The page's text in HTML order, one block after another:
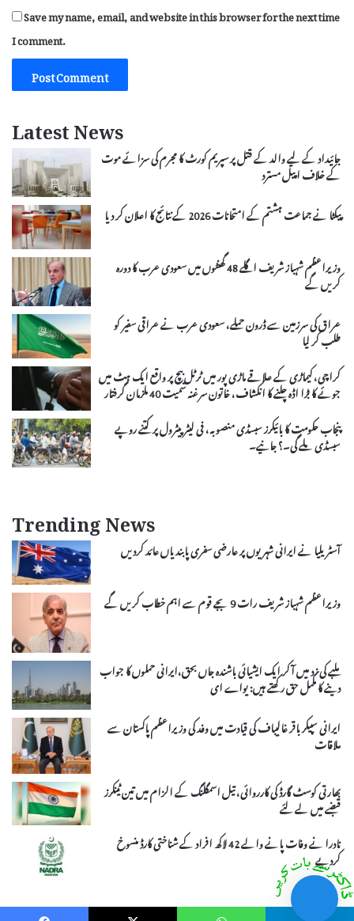
Save my name, email, and website in this browser for the next time
I comment.
Latest News
جائیداد کے لیے والد کے قتل پر سپریم کورٹ کا مجرم کی سزائے موت
کے خلاف اپیل مسترد
پیکٹا نے جماعت ہشتم کے امتحانات 2026 کے نتائج کا اعلان کر دیا
وزیراعظم شہباز شریف اگلے 48 گھنٹوں میں سعودی عرب کا دورہ
کریں گے
عراق کی سرزمین سے ڈرون حملے، سعودی عرب نے عراقی سفیر کو
طلب کر لیا
کراچی، کیماڑی کے علاقے ماڑی پور میں ٹرٹل بیچ پر واقع ایک ہٹ میں
جوئے کا بڑا اڈہ چلنے کا انکشاف، خاتون سرغنہ سمیت 40 ملزمان گرفتار
پنجاب حکومت کا بائیکرز سبسڈی منصوبہ، فی لیٹر پیٹرول پر کتنے روپے
سبسڈی ملے گی۔؟ جانیے۔
Trending News
آسٹریلیا نے ایرانی شہریوں پر عارضی سفری پابندیاں عائد کردیں
وزیراعظم شہباز شریف رات 9 بجے قوم سے اہم خطاب کریں گے
ملبے کی زد میں آکر ایک ایشیائی باشندہ جاں بحق،ایرانی حملوں کا جواب
دینے کا مکمل حق رکھتے ہیں: یواے ای
ایرانی سپیکر باقر غالیباف کی قیادت میں وفد کی وزیراعظم پاکستان سے
ملاقات
بھارتی کوسٹ گارڈ کی کارروائی، تیل اسمگلنگ کے الزام میں تین ٹینکرز
قبضے میں لے لئے
نادرا نے وفات پانے والے 42 لاکھ افراد کے شناختی کارڈ منسوخ
کردیے